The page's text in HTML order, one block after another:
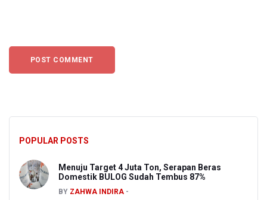
POPULAR POSTS
Menuju Target 4 Juta Ton, Serapan Beras
Domestik BULOG Sudah Tembus 87%
BY ZAHWA INDIRA